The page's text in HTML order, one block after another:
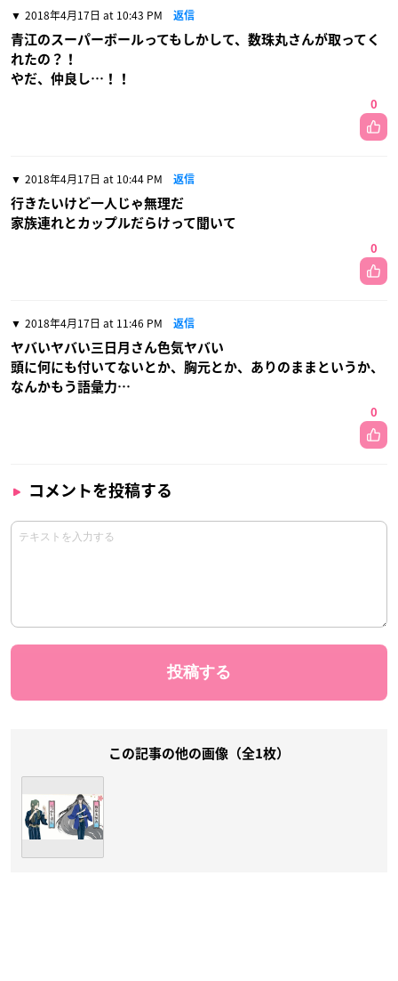
2018年4月17日 at 10:43 PM 返信
青江のスーパーボールってもしかして、数珠丸さんが取ってく
れたの？！
やだ、仲良し…！！
0
2018年4月17日 at 10:44 PM 返信
行きたいけど一人じゃ無理だ
家族連れとカップルだらけって聞いて
0
2018年4月17日 at 11:46 PM 返信
ヤバいヤバい三日月さん色気ヤバい
頭に何にも付いてないとか、胸元とか、ありのままというか、
なんかもう語彙力…
0
コメントを投稿する
この記事の他の画像（全1枚）